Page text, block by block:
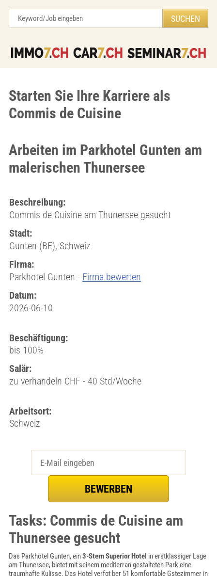
Starten Sie Ihre Karriere als
Commis de Cuisine
Arbeiten im Parkhotel Gunten am
malerischen Thunersee
Beschreibung:
Commis de Cuisine am Thunersee gesucht
Stadt:
Gunten (BE), Schweiz
Firma:
Parkhotel Gunten - Firma bewerten
Datum:
2026-06-10
Beschäftigung:
bis 100%
Salär:
zu verhandeln CHF - 40 Std/Woche
Arbeitsort:
Schweiz
Tasks: Commis de Cuisine am
Thunersee gesucht
Das Parkhotel Gunten, ein3-Stern Superior Hotel in erstklassiger Lage
am Thunersee, bietet mit seinem mediterran gestalteten Park eine
traumhafte Kulisse. Das Hotel verfgt ber 51 komfortable Gstezimmer in